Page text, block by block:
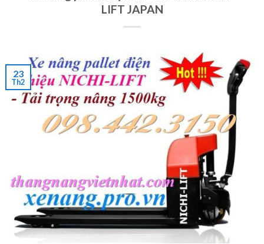
LIFT JAPAN
23
Th2